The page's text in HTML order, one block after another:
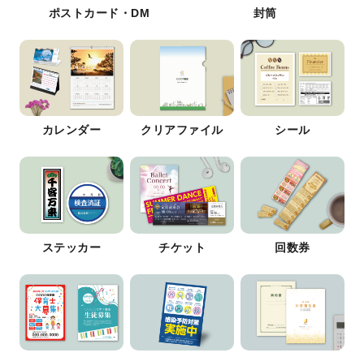
ポストカード・DM 封筒
カレンダー クリアファイル シール
ステッカー チケット 回数券